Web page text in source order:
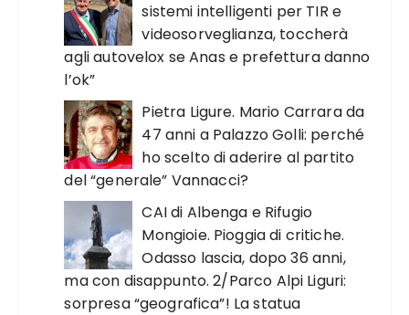
sistemi intelligenti per TIR e
videosorveglianza, toccherà
agli autovelox se Anas e prefettura danno
l’ok”
Pietra Ligure. Mario Carrara da
47 anni a Palazzo Golli: perché
ho scelto di aderire al partito
del “generale” Vannacci?
CAI di Albenga e Rifugio
Mongioie. Pioggia di critiche.
Odasso lascia, dopo 36 anni,
ma con disappunto. 2/Parco Alpi Liguri:
sorpresa “geografica”! La statua